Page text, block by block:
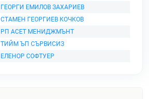
ГЕОРГИ ЕМИЛОВ ЗАХАРИЕВ
СТАМЕН ГЕОРГИЕВ КОЧКОВ
РП АСЕТ МЕНИДЖМЪНТ
ТИЙМ ЪП СЪРВИСИЗ
ЕЛЕНОР СОФТУЕР